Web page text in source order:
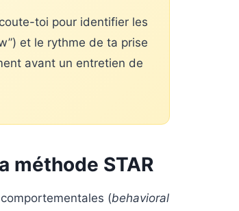
toi pour identifier les
et le rythme de ta prise
avant un entretien de
méthode STAR
(behavioral